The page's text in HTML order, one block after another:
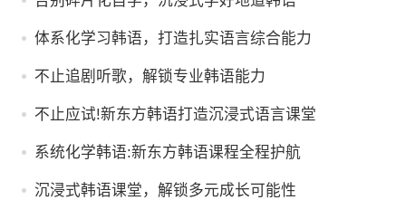
体系化学习韩语，打造扎实语言综合能力
不止追剧听歌，解锁专业韩语能力
不止应试!新东方韩语打造沉浸式语言课堂
系统化学韩语:新东方韩语课程全程护航
沉浸式韩语课堂，解锁多元成长可能性